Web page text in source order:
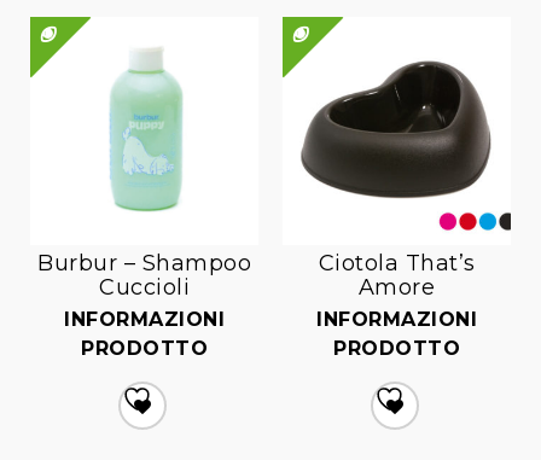
Burbur – Shampoo
Cuccioli
INFORMAZIONI
PRODOTTO
Ciotola That’s
Amore
INFORMAZIONI
PRODOTTO